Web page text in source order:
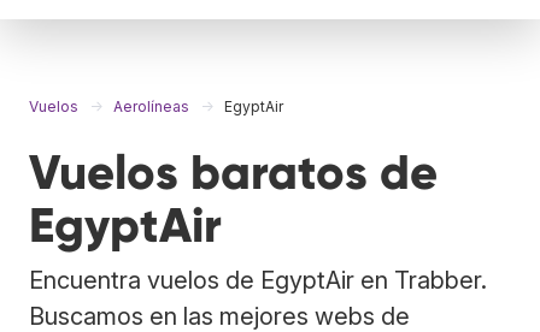
Vuelos Aerolíneas EgyptAir
Vuelos baratos de
EgyptAir
Encuentra vuelos de EgyptAir en Trabber.
Buscamos en las mejores webs de